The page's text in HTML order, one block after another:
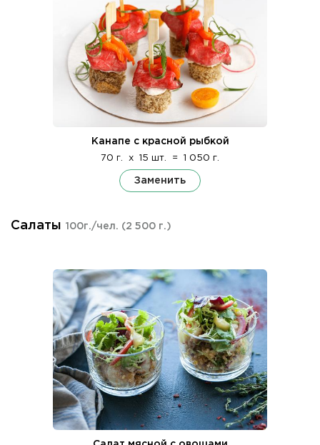
Канапе с красной рыбкой
70 г. x 15 шт. = 1 050 г.
Заменить
Салаты 100г./чел. (2 500 г.)